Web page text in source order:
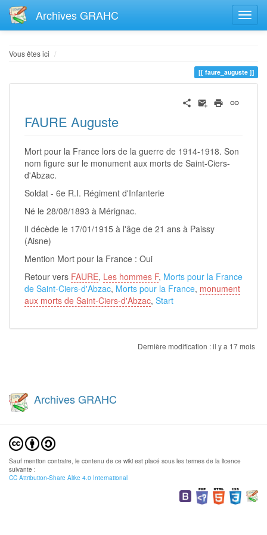
Archives GRAHC
Vous êtes ici
faure_auguste
FAURE Auguste
Mort pour la France lors de la guerre de 1914-1918. Son
nom figure sur le monument aux morts de Saint-Ciers-
d'Abzac.
Soldat - 6e R.I. Régiment d'Infanterie
Né le 28/08/1893 à Mérignac.
Il décède le 17/01/1915 à l'âge de 21 ans à Paissy
(Aisne)
Mention Mort pour la France : Oui
Retour vers FAURE, Les hommes F, Morts pour la France
de Saint-Ciers-d'Abzac, Morts pour la France, monument
aux morts de Saint-Ciers-d'Abzac, Start
Dernière modification :il y a 17 mois
Archives GRAHC
Sauf mention contraire, le contenu de ce wiki est placé sous les termes de la licence
suivante :
CC Attribution-Share Alike 4.0 International